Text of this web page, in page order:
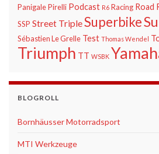
PanigalePirelli Podcast R6 Racing Road
SSP Street TripleSuperbike
Sébastien Le Grelle Test Thomas Wendel
Triumph TT WSBK
BLOGROLL
Bornhäusser Motorradsport
MTI Werkzeuge